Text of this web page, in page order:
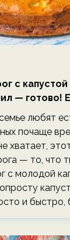
с
— готово!
фигуре!
любят
почаще
хватает,
— то, что
с молодой
и быстро,